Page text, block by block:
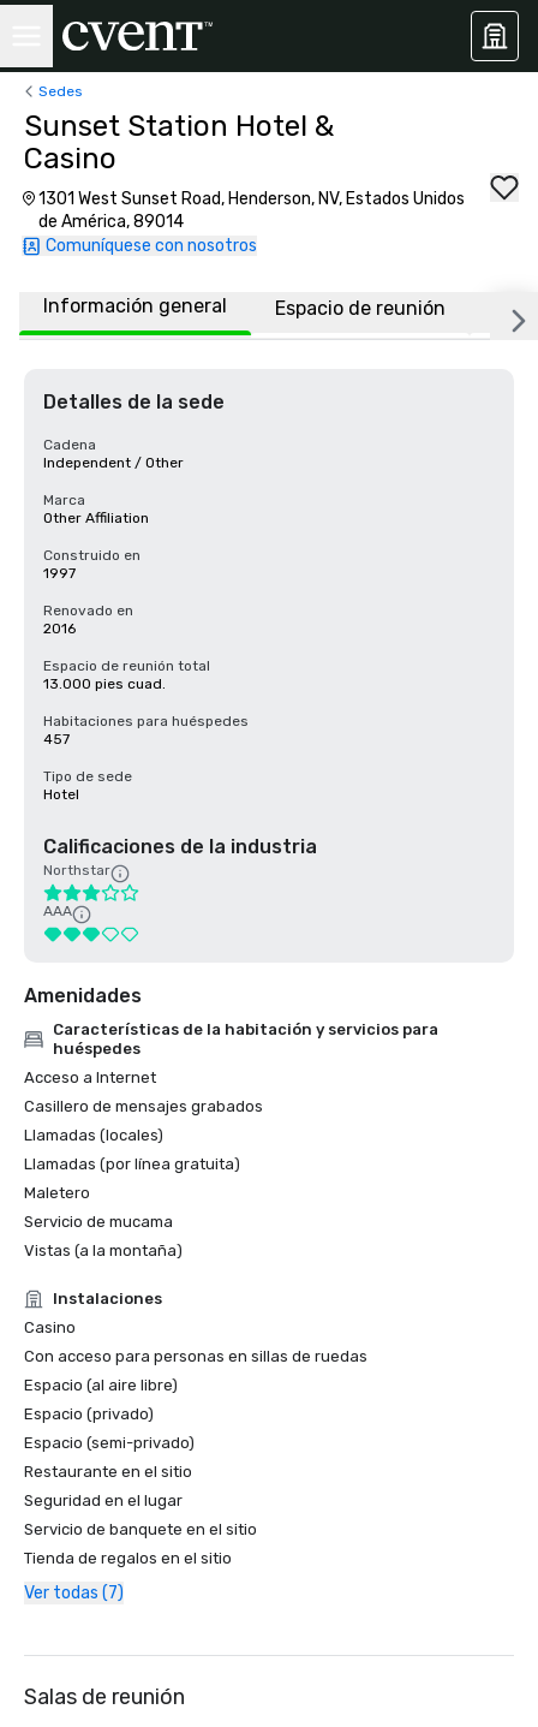
Sedes
Sunset Station Hotel &
Casino
1301 West Sunset Road, Henderson, NV, Estados Unidos
de América, 89014
Comuníquese con nosotros
Información general Espacio de reunión
Detalles de la sede
Cadena
Independent / Other
Marca
Other Affiliation
Construido en
1997
Renovado en
2016
Espacio de reunión total
13.000 pies cuad.
Habitaciones para huéspedes
457
Tipo de sede
Hotel
Calificaciones de la industria
Northstar
AAA
Amenidades
Características de la habitación y servicios para
huéspedes
Acceso a Internet
Casillero de mensajes grabados
Llamadas (locales)
Llamadas (por línea gratuita)
Maletero
Servicio de mucama
Vistas (a la montaña)
Instalaciones
Casino
Con acceso para personas en sillas de ruedas
Espacio (al aire libre)
Espacio (privado)
Espacio (semi-privado)
Restaurante en el sitio
Seguridad en el lugar
Servicio de banquete en el sitio
Tienda de regalos en el sitio
Ver todas (7)
Salas de reunión